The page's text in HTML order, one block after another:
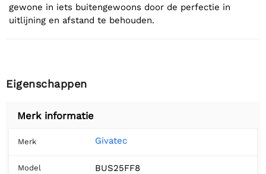
gewone in iets buitengewoons door de perfectie in
uitlijning en afstand te behouden.
Eigenschappen
Merk informatie
Merk Givatec
Model BUS25FF8